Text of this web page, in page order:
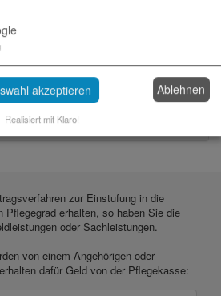
z.B.
Einkäufe, Zubereiten von
zu Arzt- und
bei der Bewältigung
zur Einstufung in die
Pflegegrad erhalten, so haben Sie die
oder Sachleistungen.
von einem Angehörigen oder
dafür Geld von der Pflegekasse:
akzeptieren Ablehnen
Realisiert mit Klaro!